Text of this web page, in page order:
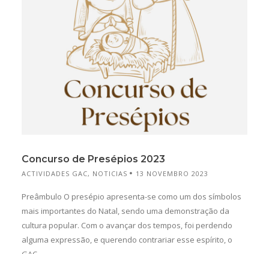
Concurso de Presépios 2023
ACTIVIDADES GAC, NOTICIAS 13 NOVEMBRO 2023
Preâmbulo O presépio apresenta-se como um dos símbolos
mais importantes do Natal, sendo uma demonstração da
cultura popular. Com o avançar dos tempos, foi perdendo
alguma expressão, e querendo contrariar esse espírito, o